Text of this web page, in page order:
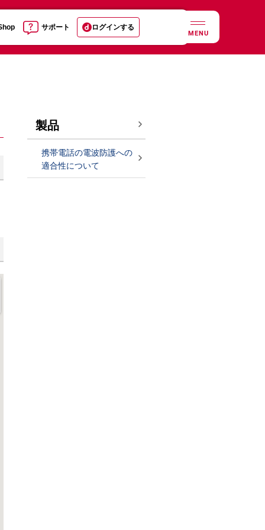
サポート ログインする
MENU
製品
携帯電話の電波防護への
適合性について